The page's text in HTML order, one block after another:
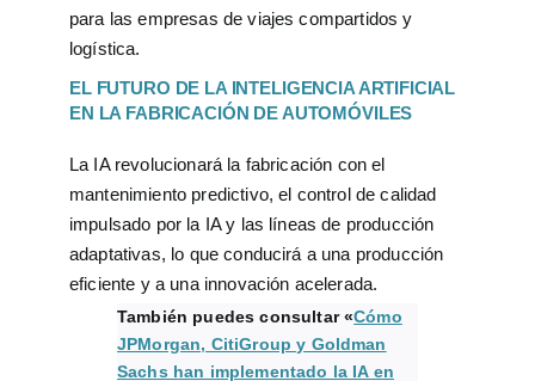
para las empresas de viajes compartidos y
logística.
EL FUTURO DE LA INTELIGENCIA ARTIFICIAL
EN LA FABRICACIÓN DE AUTOMÓVILES
La IA revolucionará la fabricación con el
mantenimiento predictivo, el control de calidad
impulsado por la IA y las líneas de producción
adaptativas, lo que conducirá a una producción
eficiente y a una innovación acelerada.
También puedes consultar «Cómo
JPMorgan, CitiGroup y Goldman
Sachs han implementado la IA en